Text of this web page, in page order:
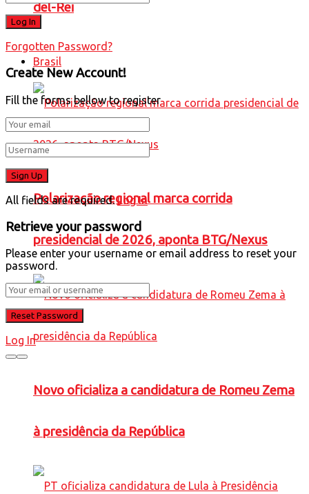
del-Rei
Brasil
Polarização regional marca corrida
presidencial de 2026, aponta BTG/Nexus
Novo oficializa a candidatura de Romeu Zema
à presidência da República
Forgotten Password?
Create New Account!
Fill the forms bellow to register
All fields are required. Log In
Retrieve your password
Please enter your username or email address to reset your
password.
Log In